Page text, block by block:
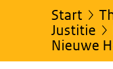
Start
Justitie
Nieuwe